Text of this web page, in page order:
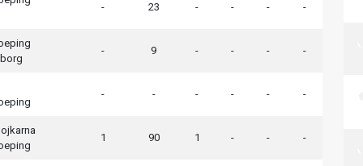
- 23 - - - -
- 9 - - - -
- - - - - -
1 90 1 - - -